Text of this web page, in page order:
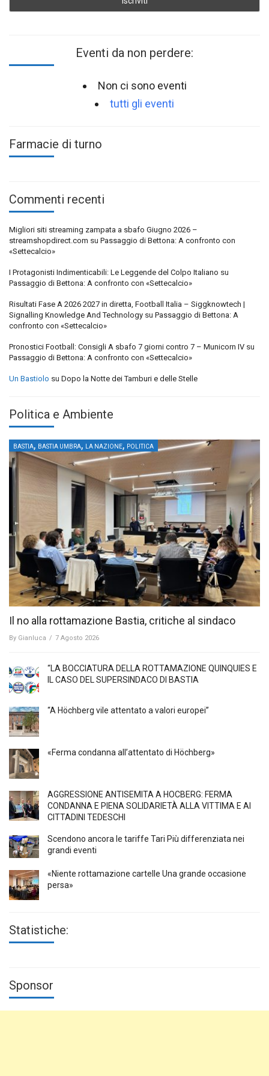
Eventi da non perdere:
Non ci sono eventi
tutti gli eventi
Farmacie di turno
Commenti recenti
Migliori siti streaming zampata a sbafo Giugno 2026 –
streamshopdirect.com su Passaggio di Bettona: A confronto con
«Settecalcio»
I Protagonisti Indimenticabili: Le Leggende del Colpo Italiano su
Passaggio di Bettona: A confronto con «Settecalcio»
Risultati Fase A 2026 2027 in diretta, Football Italia – Siggknowtech |
Signalling Knowledge And Technology su Passaggio di Bettona: A
confronto con «Settecalcio»
Pronostici Football: Consigli A sbafo 7 giorni contro 7 – Municorn IV su
Passaggio di Bettona: A confronto con «Settecalcio»
Un Bastiolo su Dopo la Notte dei Tamburi e delle Stelle
Politica e Ambiente
BASTIA, BASTIA UMBRA, LA NAZIONE, POLITICA
Il no alla rottamazione Bastia, critiche al sindaco
By Gianluca / 7 Agosto 2026
“LA BOCCIATURA DELLA ROTTAMAZIONE QUINQUIES E
IL CASO DEL SUPERSINDACO DI BASTIA
“A Höchberg vile attentato a valori europei”
«Ferma condanna all’attentato di Höchberg»
AGGRESSIONE ANTISEMITA A HÖCBERG: FERMA
CONDANNA E PIENA SOLIDARIETÀ ALLA VITTIMA E AI
CITTADINI TEDESCHI
Scendono ancora le tariffe Tari Più differenziata nei
grandi eventi
«Niente rottamazione cartelle Una grande occasione
persa»
Statistiche:
Sponsor